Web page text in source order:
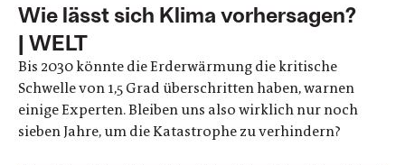
Wie lässt sich Klima vorhersagen?
| WELT
Bis 2030 könnte die Erderwärmung die kritische
Schwelle von 1,5 Grad überschritten haben, warnen
einige Experten. Bleiben uns also wirklich nur noch
sieben Jahre, um die Katastrophe zu verhindern?